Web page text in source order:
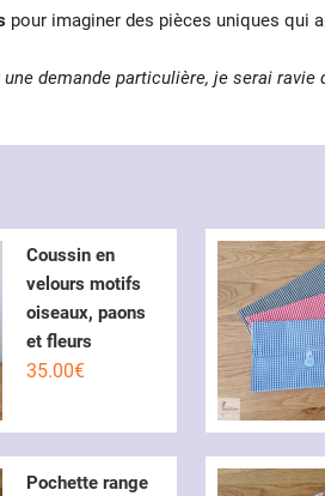
pour imaginer des pièces uniques qui
demande particulière, je serai
Coussin en
velours motifs
oiseaux, paons
et fleurs
35.00€
Pochette range